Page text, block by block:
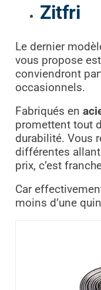
Zitfri
Le dernier
vous propose
conviendront
occasionnels.
Fabriqués en
promettent tout
durabilité. Vous
différentes allant
prix, c’est
Car
moins d’une